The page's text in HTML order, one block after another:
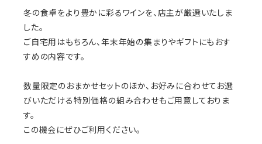
冬の食卓をより豊かに彩るワインを、店主が厳選いたしま
した。
ご自宅用はもちろん、年末年始の集まりやギフトにもおす
すめの内容です。
数量限定のおまかせセットのほか、お好みに合わせてお選
びいただける特別価格の組み合わせもご用意しておりま
す。
この機会にぜひご利用ください。